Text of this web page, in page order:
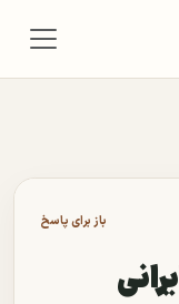
باز برای پاسخ